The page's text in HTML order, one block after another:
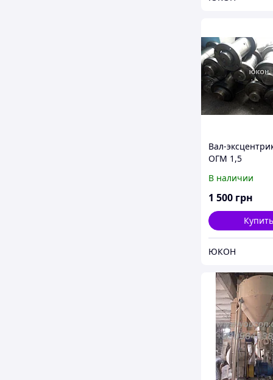
Вал-
ОГМ 1,5
В наличии
1 500 грн
Купить
ЮКОН